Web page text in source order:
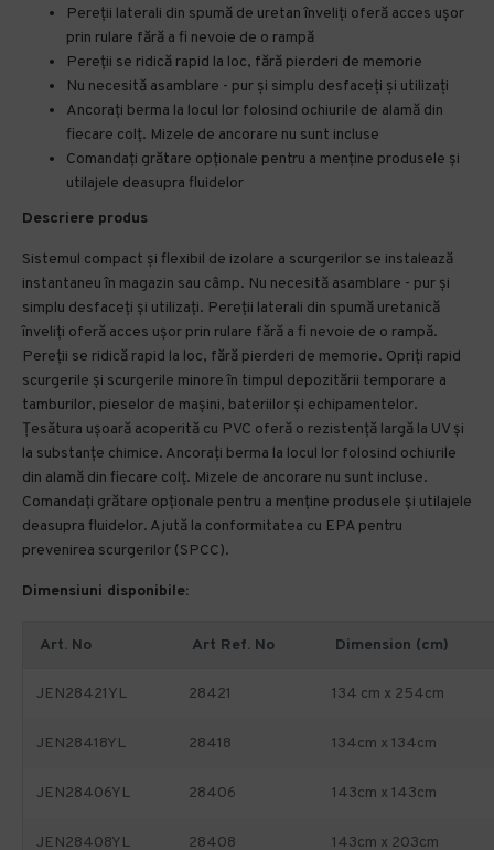
Pereții laterali din spumă de uretan înveliți oferă acces ușor
prin rulare fără a fi nevoie de o rampă
Pereții se ridică rapid la loc, fără pierderi de memorie
Nu necesită asamblare - pur și simplu desfaceți și utilizați
Ancorați berma la locul lor folosind ochiurile de alamă din
fiecare colț. Mizele de ancorare nu sunt incluse
Comandați grătare opționale pentru a menține produsele și
utilajele deasupra fluidelor
Descriere produs
Sistemul compact și flexibil de izolare a scurgerilor se instalează
instantaneu în magazin sau câmp. Nu necesită asamblare - pur și
simplu desfaceți și utilizați. Pereții laterali din spumă uretanică
înveliți oferă acces ușor prin rulare fără a fi nevoie de o rampă.
Pereții se ridică rapid la loc, fără pierderi de memorie. Opriți rapid
scurgerile și scurgerile minore în timpul depozitării temporare a
tamburilor, pieselor de mașini, bateriilor și echipamentelor.
Țesătura ușoară acoperită cu PVC oferă o rezistență largă la UV și
la substanțe chimice. Ancorați berma la locul lor folosind ochiurile
din alamă din fiecare colț. Mizele de ancorare nu sunt incluse.
Comandați grătare opționale pentru a menține produsele și utilajele
deasupra fluidelor. Ajută la conformitatea cu EPA pentru
prevenirea scurgerilor (SPCC).
Dimensiuni disponibile:
Art. No Art Ref. No Dimension (cm)
JEN28421YL 28421 134 cm x 254cm
JEN28418YL 28418 134cm x 134cm
JEN28406YL 28406 143cm x 143cm
JEN28408YL 28408 143cm x 203cm